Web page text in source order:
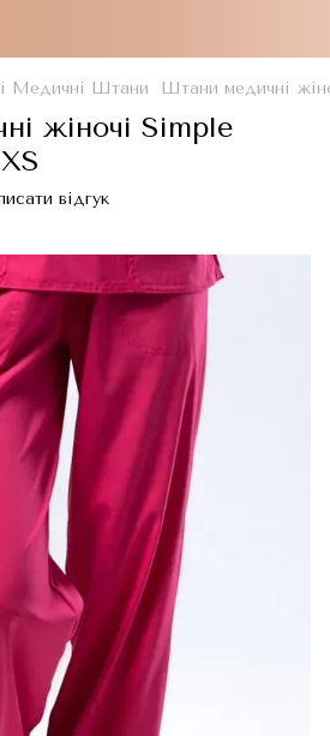
Медичні Штани Штани медичні
жіночі Simple
відгук